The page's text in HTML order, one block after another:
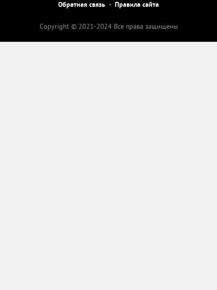
Обратная связь Правила сайта
Copyright © 2021-2024 Все права защищены